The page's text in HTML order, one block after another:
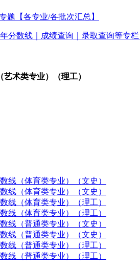
题【各专业/各批次汇总】
分数线｜成绩查询｜录取查询等专栏
术类专业）（理工）
线（体育类专业）（文史）
线（体育类专业）（文史）
线（体育类专业）（理工）
线（体育类专业）（理工）
线（普通类专业）（文史）
线（普通类专业）（文史）
线（普通类专业）（理工）
线（普通类专业）（理工）